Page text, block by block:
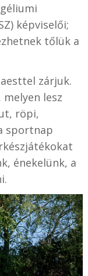
képviselői;
tőlük a
zárjuk.
lesz
röpi,
sportnap
énekelünk, a